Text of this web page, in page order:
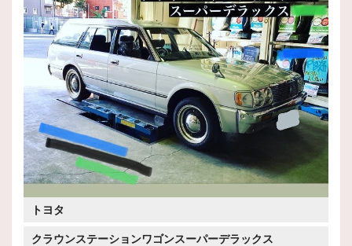
トヨタ
クラウンステーションワゴンスーパーデラックス